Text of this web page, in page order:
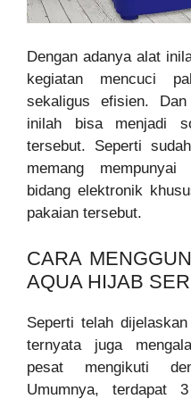
Dengan adanya alat
kegiatan mencuci
sekaligus efisien.
inilah bisa menjadi
tersebut. Seperti
memang
bidang elektronik
pakaian tersebut.
CARA
AQUA HIJAB
Seperti telah
ternyata juga
pesat mengikuti
Umumnya, terdapat